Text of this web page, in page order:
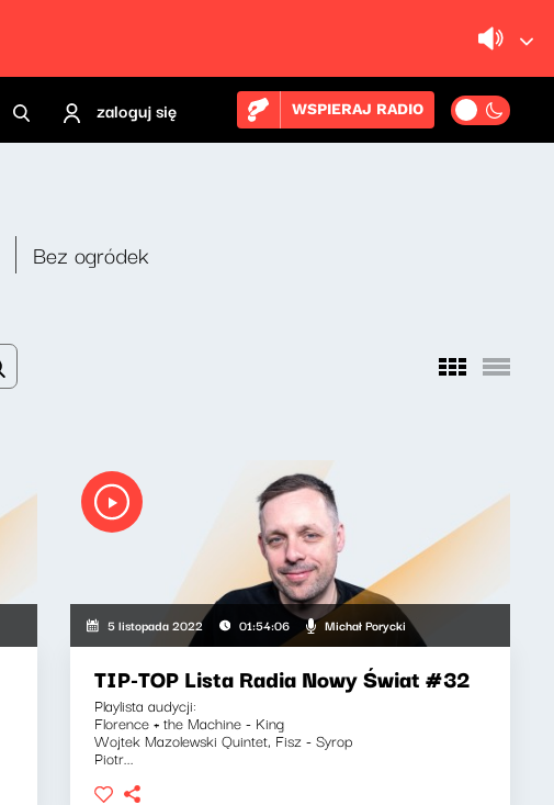
zaloguj się WSPIERAJ RADIO
Bez ogródek
5 listopada 2022 01:54:06 Michał Porycki
TIP-TOP Lista Radia Nowy Świat #32
Playlista audycji:
Florence + the Machine - King
Wojtek Mazolewski Quintet, Fisz - Syrop
Piotr...